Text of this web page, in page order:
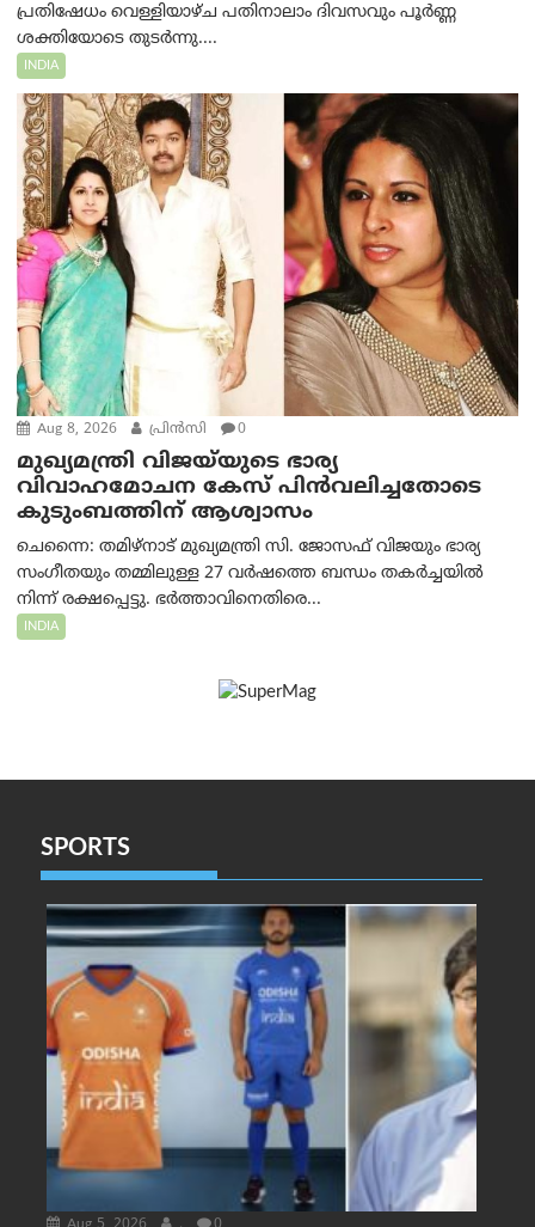
പ്രതിഷേധം വെള്ളിയാഴ്ച പതിനാലാം ദിവസവും പൂർണ്ണ
ശക്തിയോടെ തുടർന്നു....
INDIA
Aug 8, 2026 പ്രിന്‍സി 0
മുഖ്യമന്ത്രി വിജയ്‌യുടെ ഭാര്യ
വിവാഹമോചന കേസ് പിൻവലിച്ചതോടെ
കുടുംബത്തിന് ആശ്വാസം
ചെന്നൈ: തമിഴ്‌നാട് മുഖ്യമന്ത്രി സി. ജോസഫ് വിജയും ഭാര്യ
സംഗീതയും തമ്മിലുള്ള 27 വർഷത്തെ ബന്ധം തകർച്ചയിൽ
നിന്ന് രക്ഷപ്പെട്ടു. ഭർത്താവിനെതിരെ...
INDIA
SPORTS